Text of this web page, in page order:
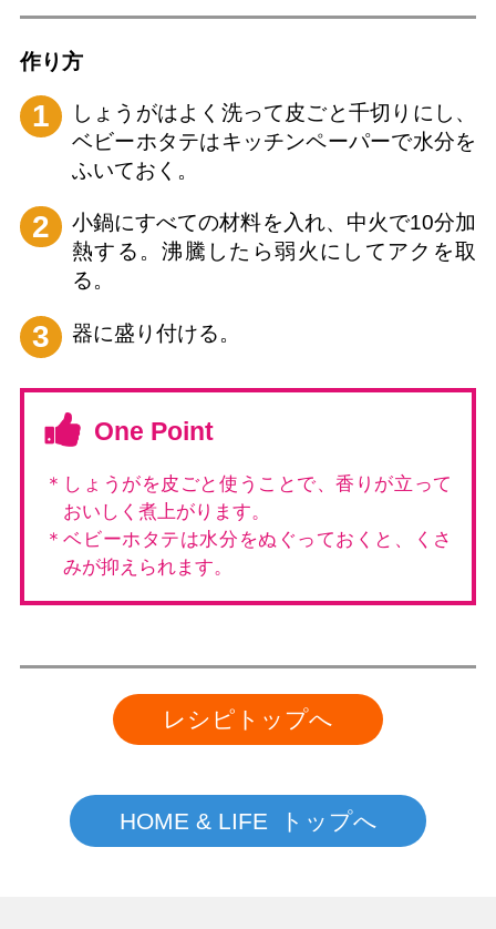
作り⽅
1
しょうがはよく洗って皮ごと千切りにし、
ベビーホタテはキッチンペーパーで水分を
ふいておく。
2
小鍋にすべての材料を入れ、中火で10分加
熱する。沸騰したら弱火にしてアクを取
る。
3 器に盛り付ける。
One Point
＊しょうがを皮ごと使うことで、香りが立って
おいしく煮上がります。
＊ベビーホタテは水分をぬぐっておくと、くさ
みが抑えられます。
レシピトップへ
HOME & LIFE トップへ